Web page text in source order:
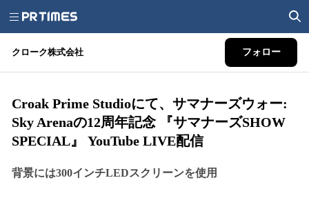
クローク株式会社 フォロー
Croak Prime Studioにて、サマナーズウォー:
Sky Arenaの12周年記念 『サマナーズSHOW
SPECIAL』 YouTube LIVE配信
背景には300インチLEDスクリーンを使用